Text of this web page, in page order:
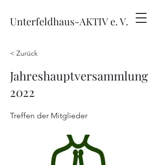
Unterfeldhaus-AKTIV e. V.
< Zurück
Jahreshauptversammlung
2022
Treffen der Mitglieder